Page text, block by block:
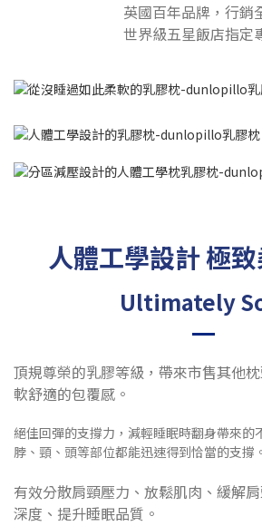
英國百年品牌，行銷
世界級五星飯店指定
人體工學設計 極
Ultimately
頂規尊榮的乳膠等級，帶來市售其他
軟舒適的包覆感。
絕佳回彈的支撐力，減輕睡眠時翻身帶來的
脖、頸、頭等部位都能迅速得到恰當的支撐。
有效分散肩頸壓力、放鬆肌肉、緩解
深度、提升睡眠品質。